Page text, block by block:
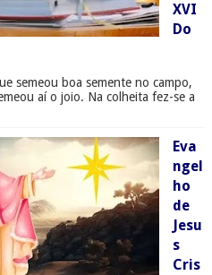
XVI
Do
semeou boa semente no campo,
aí o joio. Na colheita fez-se a
Eva
ngel
ho
de
Jesu
s
Cris